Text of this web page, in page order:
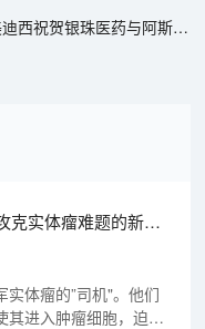
与阿斯利康达成临床研究合作协议
克实体瘤难题的新思
体瘤的”司机"。他们
其进入肿瘤细胞，迫使